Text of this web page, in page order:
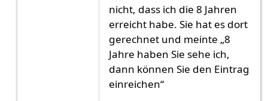
nicht, dass ich die 8 Jahren
erreicht habe. Sie hat es dort
gerechnet und meinte „8
Jahre haben Sie sehe ich,
dann können Sie den Eintrag
einreichen“